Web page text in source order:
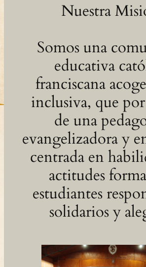
Nuestra
Somos una
educativa
franciscana
inclusiva, que
de una
evangelizadora y
centrada en
actitudes
estudiantes
solidarios y